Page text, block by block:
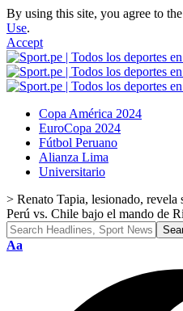
By using this site, you agree to the
Use.
Accept
Copa América 2024
EuroCopa 2024
Fútbol Peruano
Alianza Lima
Universitario
> Renato Tapia, lesionado, revela
Perú vs. Chile bajo el mando de
Aa